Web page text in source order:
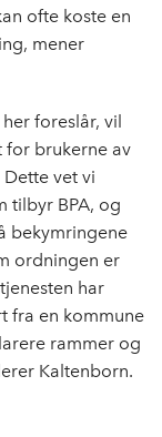
ofte koste en
mener
foreslår, vil
for brukerne av
vet vi
tilbyr BPA, og
bekymringene
ordningen er
har
fra en kommune
rammer og
Kaltenborn.